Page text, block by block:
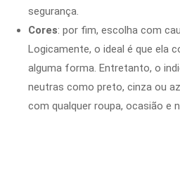
segurança.
Cores: por fim, escolha com
Logicamente, o ideal é que ela
alguma forma. Entretanto, o
neutras como preto, cinza ou
com qualquer roupa, ocasião e